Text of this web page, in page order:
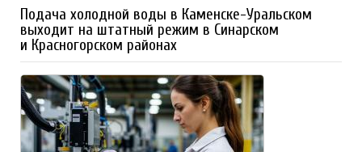
Подача холодной воды в Каменске-Уральском
выходит на штатный режим в Синарском
и Красногорском районах